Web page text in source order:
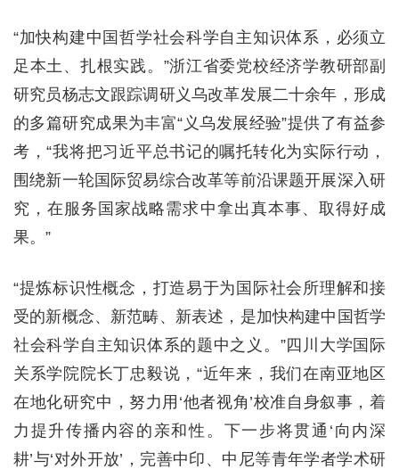
“加快构建中国哲学社会科学自主知识体系，必须立
足本土、扎根实践。”浙江省委党校经济学教研部副
研究员杨志文跟踪调研义乌改革发展二十余年，形成
的多篇研究成果为丰富“义乌发展经验”提供了有益参
考，“我将把习近平总书记的嘱托转化为实际行动，
围绕新一轮国际贸易综合改革等前沿课题开展深入研
究，在服务国家战略需求中拿出真本事、取得好成
果。”
“提炼标识性概念，打造易于为国际社会所理解和接
受的新概念、新范畴、新表述，是加快构建中国哲学
社会科学自主知识体系的题中之义。”四川大学国际
关系学院院长丁忠毅说，“近年来，我们在南亚地区
在地化研究中，努力用‘他者视角’校准自身叙事，着
力提升传播内容的亲和性。下一步将贯通‘向内深
耕’与‘对外开放’，完善中印、中尼等青年学者学术研